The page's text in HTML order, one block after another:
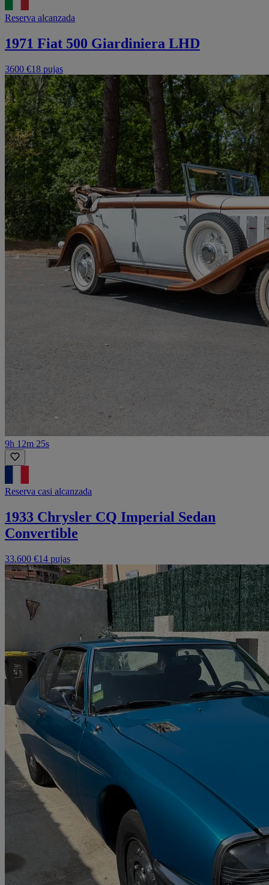
Reserva alcanzada
1971 Fiat 500 Giardiniera LHD
3600 €18 pujas
9h 12m 25s
Reserva casi alcanzada
1933 Chrysler CQ Imperial Sedan
Convertible
33.600 €14 pujas